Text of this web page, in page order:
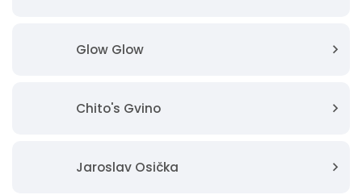
Glow Glow
Chito's Gvino
Jaroslav Osička